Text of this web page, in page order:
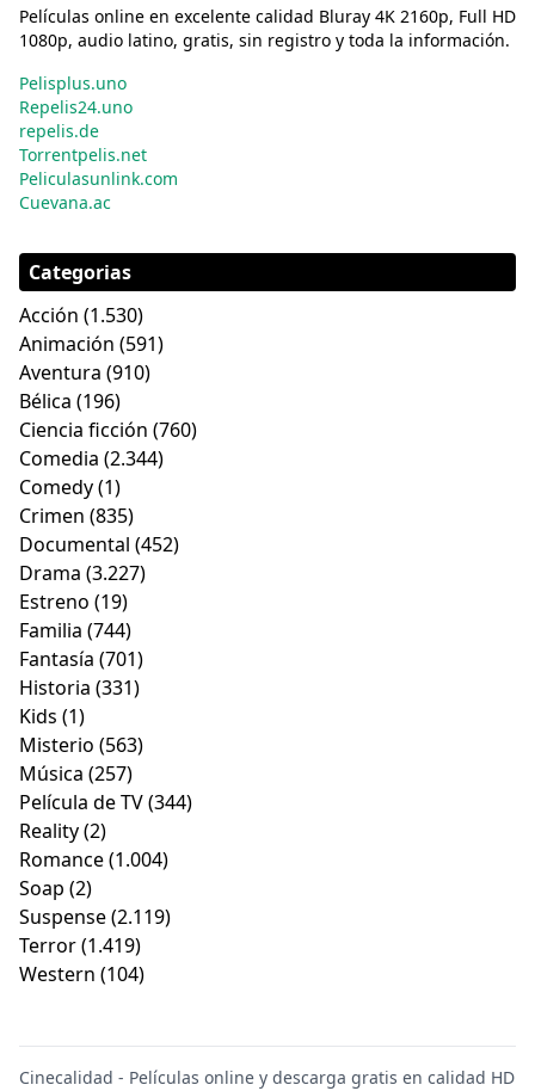
Películas online en excelente calidad Bluray 4K 2160p, Full HD
1080p, audio latino, gratis, sin registro y toda la información.
Pelisplus.uno
Repelis24.uno
repelis.de
Torrentpelis.net
Peliculasunlink.com
Cuevana.ac
Categorias
Acción (1.530)
Animación (591)
Aventura (910)
Bélica (196)
Ciencia ficción (760)
Comedia (2.344)
Comedy(1)
Crimen (835)
Documental (452)
Drama (3.227)
Estreno (19)
Familia (744)
Fantasía (701)
Historia (331)
Kids (1)
Misterio (563)
Música (257)
Película de TV(344)
Reality(2)
Romance(1.004)
Soap (2)
Suspense(2.119)
Terror(1.419)
Western (104)
Cinecalidad - Películas online y descarga gratis en calidad HD